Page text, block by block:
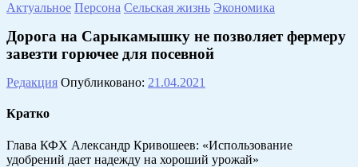
Актуальное Персона Сельская жизнь Экономика
Дорога на Сарыкамышку не позволяет фермеру
завезти горючее для посевной
Редакция Опубликовано: 21.04.2021
Кратко
Глава КФХ Александр Кривошеев: «Использование
удобрений дает надежду на хороший урожай»